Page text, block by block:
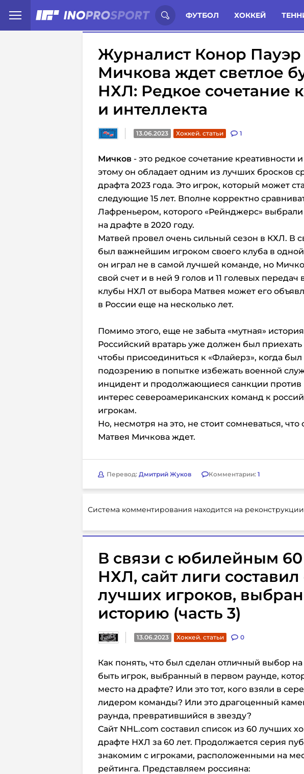
ФУТБОЛ ХОККЕЙ
Иностранцы о спорте России: Статьи Комменты
Журналист Конор Пауэр
Мичкова ждет светлое
НХЛ: Редкое сочетание
и интеллекта
13.06.2023 Хоккей. статьи 1
Мичков - это редкое сочетание креативности
этому он обладает одним из лучших бросков
драфта 2023 года. Это игрок, который может
следующие 15 лет. Вполне корректно
Лафреньером, которого «Рейнджерс»
на драфте в 2020 году.
Матвей провел очень сильный сезон в КХЛ. В
был важнейшим игроком своего клуба в
он играл не в самой лучшей команде, но
свой счет и в ней 9 голов и 11 голевых передач
клубы НХЛ от выбора Матвея может его
в России еще на несколько лет.
Помимо этого, еще не забыта «мутная»
Российский вратарь уже должен был
чтобы присоединиться к «Флайерз», когда был
подозрению в попытке избежать военной
инцидент и продолжающиеся санкции против
интерес североамериканских команд к
игрокам.
Но, несмотря на это, не стоит сомневаться,
Матвея Мичкова ждет.
Перевод: Дмитрий Жуков Комментарии: 1
Система комментирования находится на
В связи с юбилейным
НХЛ, сайт лиги
лучших игроков,
историю (часть 3)
13.06.2023 Хоккей. статьи 0
Как понять, что был сделан отличный выбор
быть игрок, выбранный в первом раунде,
место на драфте? Или это тот, кого взяли в
лидером команды? Или это драгоценный
раунда, превратившийся в звезду?
Сайт NHL.com составил список из 60 лучших
драфте НХЛ за 60 лет. Продолжается серия
знакомим с игроками, расположенными на
рейтинга. Представляем россияна: